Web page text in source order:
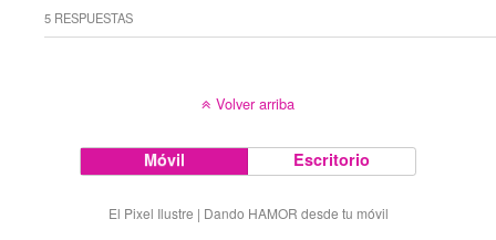
5 RESPUESTAS
Volver arriba
Móvil Escritorio
El Pixel Ilustre | Dando HAMOR desde tu móvil